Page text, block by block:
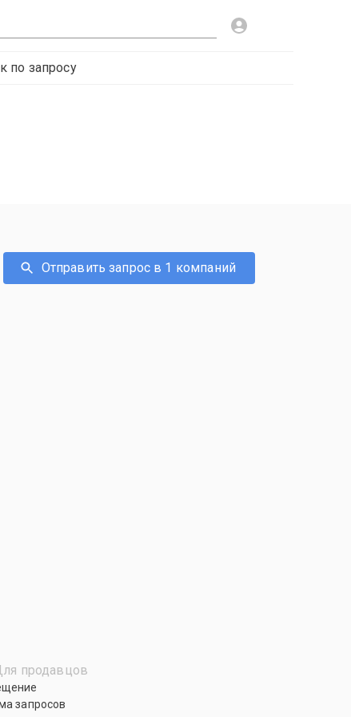
по запросу
Отправить запрос в 1 компаний
продавцов
запросов